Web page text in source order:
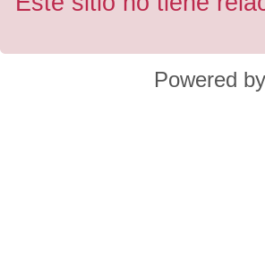
Powered by